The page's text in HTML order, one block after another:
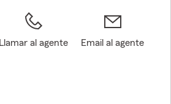
Llamar al agente Email al agente